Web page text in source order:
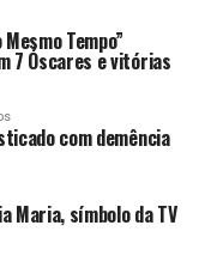
Tempo”
7 Óscares e vitórias
com demência
Maria, símbolo da TV